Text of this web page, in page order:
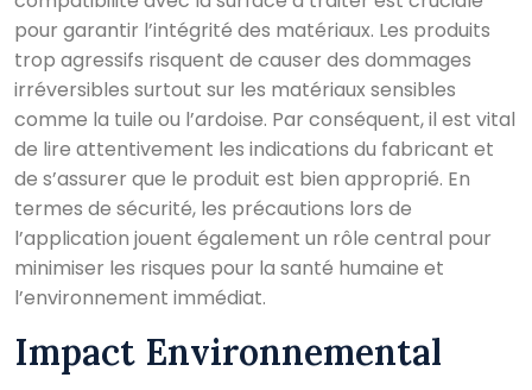
pour garantir l’intégrité des matériaux. Les produits
trop agressifs risquent de causer des dommages
irréversibles surtout sur les matériaux sensibles
comme la tuile ou l’ardoise. Par conséquent, il est vital
de lire attentivement les indications du fabricant et
de s’assurer que le produit est bien approprié. En
termes de sécurité, les précautions lors de
l’application jouent également un rôle central pour
minimiser les risques pour la santé humaine et
l’environnement immédiat.
Impact Environnemental